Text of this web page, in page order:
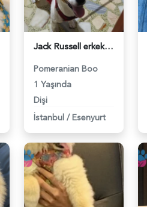
Jack Russell erkek 2.5 yaşında dişi arıyoruz - 118984320
Pomeranian Boo
1 Yaşında
Dişi
İstanbul / Esenyurt